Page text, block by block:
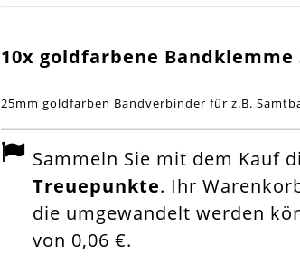
10x goldfarbene
25mm goldfarben Bandverbinder für z.B.
Sammeln Sie mit dem Kauf
Treuepunkte. Ihr
die umgewandelt werden
von 0,06 €.